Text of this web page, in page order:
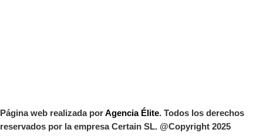
Página web realizada porAgencia Élite. Todos los derechos
reservados por la empresa Certain SL. @Copyright 2025